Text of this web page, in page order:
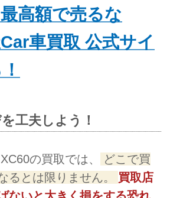
高額で売るな
車買取 公式サイ
工夫しよう！
の買取では、
どこで買
るとは限りません。
買取店